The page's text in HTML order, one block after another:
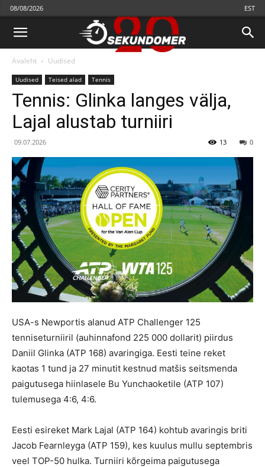
08/08/2026 EST
Avaleht Uudised
Uudised Teised alad Теnnis
Tennis: Glinka langes välja,
Lajal alustab turniiri
09.07.2026 0
13
USA-s Newportis alanud ATP Challenger 125
tenniseturniiril (auhinnafond 225 000 dollarit) piirdus
Daniil Glinka (ATP 168) avaringiga. Eesti teine reket
kaotas 1 tund ja 27 minutit kestnud matšis seitsmenda
paigutusega hiinlasele Bu Yunchaoketile (ATP 107)
tulemusega 4:6, 4:6.
Eesti esireket Mark Lajal (ATP 164) kohtub avaringis briti
Jacob Fearnleyga (ATP 159), kes kuulus mullu septembris
veel TOP-50 hulka. Turniiri kõrgeima paigutusega